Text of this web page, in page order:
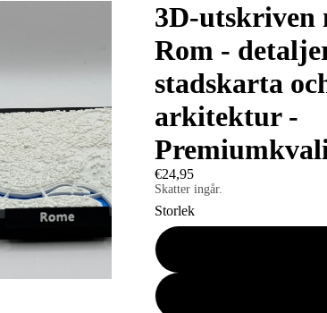
3D-utskriven
Rom -
stadskarta
arkitektur -
€24,95
Skatter ingår.
Storlek